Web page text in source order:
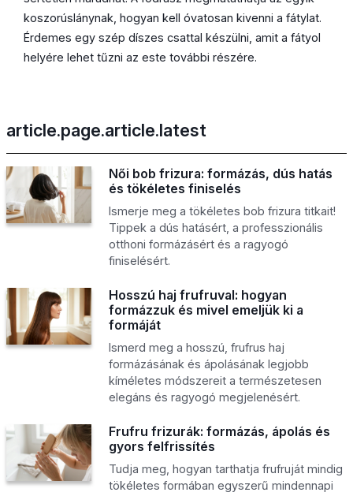
koszorúslánynak, hogyan kell óvatosan kivenni a fátylat.
Érdemes egy szép díszes csattal készülni, amit a fátyol
helyére lehet tűzni az este további részére.
article.page.article.latest
Női bob frizura: formázás, dús hatás
és tökéletes finiselés
Ismerje meg a tökéletes bob frizura titkait!
Tippek a dús hatásért, a professzionális
otthoni formázásért és a ragyogó
finiselésért.
Hosszú haj frufruval: hogyan
formázzuk és mivel emeljük ki a
formáját
Ismerd meg a hosszú, frufrus haj
formázásának és ápolásának legjobb
kíméletes módszereit a természetesen
elegáns és ragyogó megjelenésért.
Frufru frizurák: formázás, ápolás és
gyors felfrissítés
Tudja meg, hogyan tarthatja frufruját mindig
tökéletes formában egyszerű mindennapi